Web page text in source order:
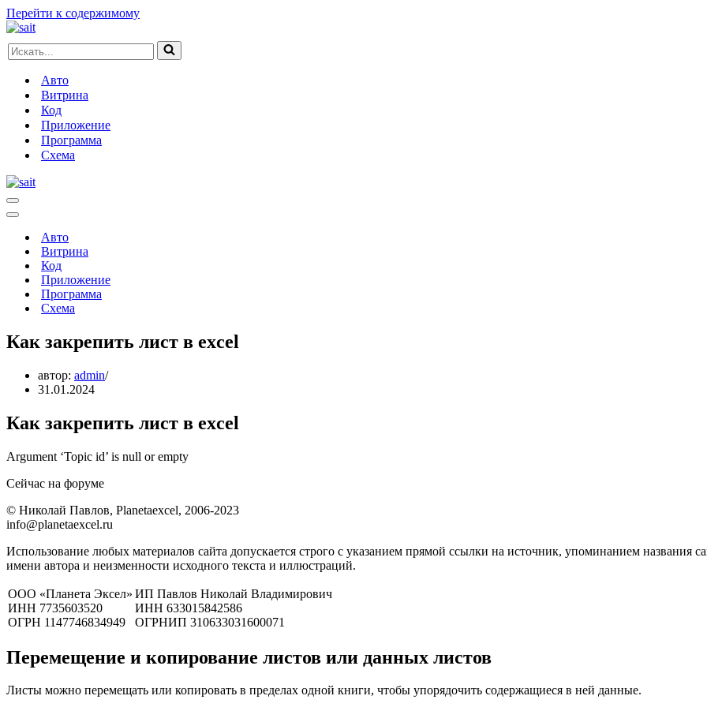
Перейти к содержимому
Искать...
Авто
Витрина
Код
Приложение
Программа
Схема
Меню
навигации
Меню
навигацииАвто
Витрина
Код
Приложение
Программа
Схема
Как закрепить лист в excel
автор: admin
31.01.2024
Как закрепить лист в excel
Argument ‘Topic id’ is null or empty
Сейчас на форуме
© Николай Павлов, Planetaexcel, 2006-2023
info@planetaexcel.ru
Использование любых материалов сайта допускается строго с указанием прямой ссылки на источник, упоминанием названия
имени автора и неизменности исходного текста и иллюстраций.
ООО «Планета Эксел»
ИНН 7735603520
ОГРН 1147746834949
ИП Павлов Николай Владимирович
ИНН 633015842586
ОГРНИП 310633031600071
Перемещение и копирование листов или данных листов
Листы можно перемещать или копировать в пределах одной книги, чтобы упорядочить содержащиеся в ней данные.